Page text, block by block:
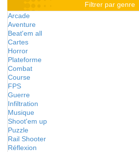
Filtrer par genre
Arcade
Aventure
Beat'em all
Cartes
Horror
Plateforme
Combat
Course
FPS
Guerre
Infiltration
Musique
Shoot'em up
Puzzle
Rail Shooter
Réflexion